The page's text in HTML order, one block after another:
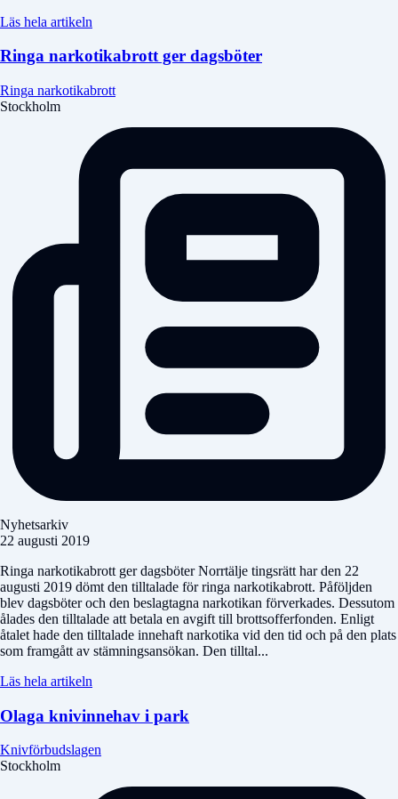
Läs hela artikeln
Ringa narkotikabrott ger dagsböter
Ringa narkotikabrott
Stockholm
Nyhetsarkiv
22 augusti 2019
Ringa narkotikabrott ger dagsböter Norrtälje tingsrätt har den 22
augusti 2019 dömt den tilltalade för ringa narkotikabrott. Påföljden
blev dagsböter och den beslagtagna narkotikan förverkades. Dessutom
ålades den tilltalade att betala en avgift till brottsofferfonden. Enligt
åtalet hade den tilltalade innehaft narkotika vid den tid och på den plats
som framgått av stämningsansökan. Den tilltal...
Läs hela artikeln
Olaga knivinnehav i park
Knivförbudslagen
Stockholm